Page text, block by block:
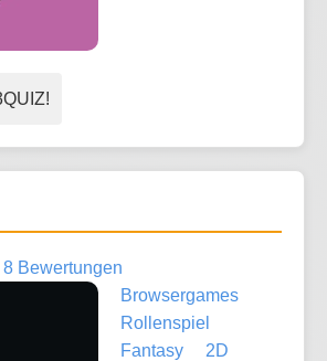
8 Bewertungen
Browsergames
Rollenspiel
Fantasy
2D